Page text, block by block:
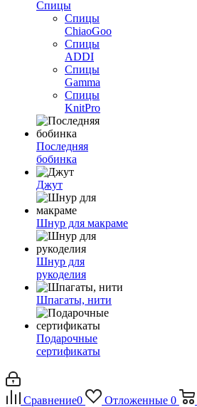
Спицы
Спицы
ChiaoGoo
Спицы
ADDI
Спицы
Gamma
Спицы
KnitPro
Последняя
бобинка
Джут
Шнур для макраме
Шнур для
рукоделия
Шпагаты, нити
Подарочные
сертификаты
Сравнение0 Отложенные 0